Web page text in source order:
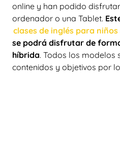
online y han podido
ordenador o una Tablet.
clases de inglés para niños
se podrá disfrutar de
híbrida. Todos los modelos
contenidos y objetivos por